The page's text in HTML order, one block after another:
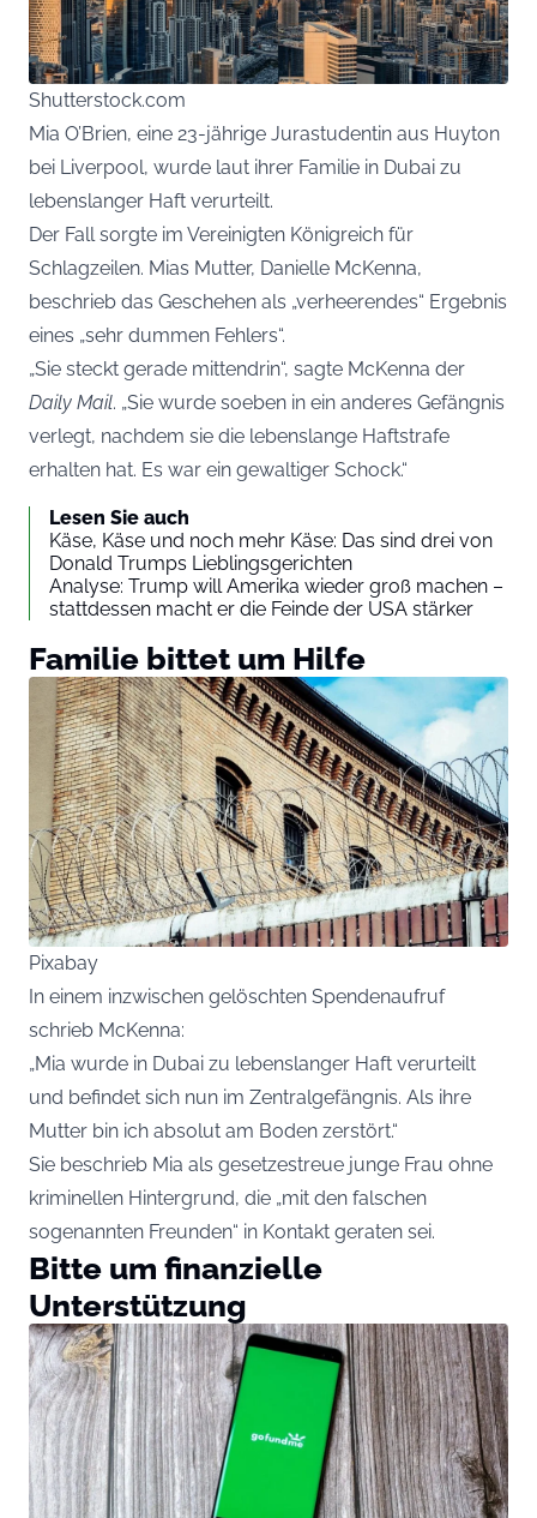
Shutterstock.com
Mia O’Brien, eine 23-jährige Jurastudentin aus Huyton
bei Liverpool, wurde laut ihrer Familie in Dubai zu
lebenslanger Haft verurteilt.
Der Fall sorgte im Vereinigten Königreich für
Schlagzeilen. Mias Mutter, Danielle McKenna,
beschrieb das Geschehen als „verheerendes“ Ergebnis
eines „sehr dummen Fehlers“.
„Sie steckt gerade mittendrin“, sagte McKenna der
Daily Mail. „Sie wurde soeben in ein anderes Gefängnis
verlegt, nachdem sie die lebenslange Haftstrafe
erhalten hat. Es war ein gewaltiger Schock.“
Lesen Sie auch
Käse, Käse und noch mehr Käse: Das sind drei von
Donald Trumps Lieblingsgerichten
Analyse: Trump will Amerika wieder groß machen –
stattdessen macht er die Feinde der USA stärker
Familie bittet um Hilfe
Pixabay
In einem inzwischen gelöschten Spendenaufruf
schrieb McKenna:
„Mia wurde in Dubai zu lebenslanger Haft verurteilt
und befindet sich nun im Zentralgefängnis. Als ihre
Mutter bin ich absolut am Boden zerstört.“
Sie beschrieb Mia als gesetzestreue junge Frau ohne
kriminellen Hintergrund, die „mit den falschen
sogenannten Freunden“ in Kontakt geraten sei.
Bitte um finanzielle
Unterstützung